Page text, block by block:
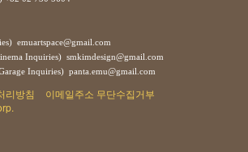
emuartspace@gmail.com
Inquiries) smkimdesign@gmail.com
Inquiries) panta.emu@gmail.com
리방침
이메일주소 무단수집거부